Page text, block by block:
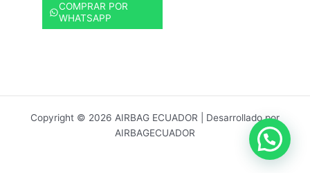
COMPRAR POR
WHATSAPP
Copyright © 2026 AIRBAG ECUADOR | Desarrollado por
AIRBAGECUADOR